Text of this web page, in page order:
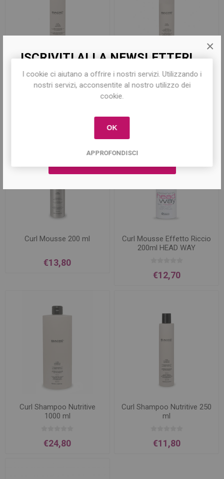
ISCRIVITI ALLA NEWSLETTER!
Iscriviti per conoscere le nostre ultime
offerte e ricevere il10% di sconto
×
Curl Cream Amplifier 200 ml Curl Maker 200 ml
Curl Mousse 200 ml
€13,80
Curl Mousse Effetto Riccio
200ml HEAD WAY
€12,70
Curl Shampoo Nutritive
1000 ml
€24,80
Curl Shampoo Nutritive 250
ml
€11,80
I cookie ci aiutano a offrire i nostri servizi. Utilizzando i
nostri servizi, acconsentite al nostro utilizzo dei
cookie.
OK
APPROFONDISCI